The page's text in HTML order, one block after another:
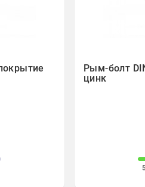
Рым-болт
цинк